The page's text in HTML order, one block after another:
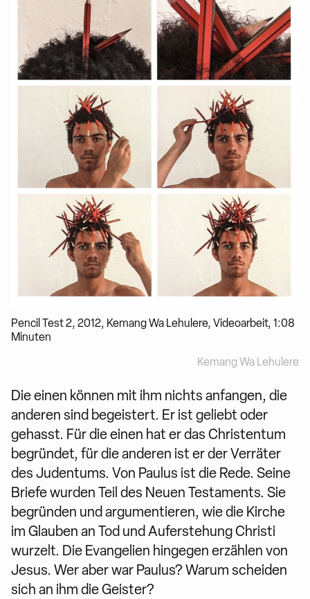
Pencil Test 2, 2012, Kemang Wa Lehulere, Videoarbeit, 1:08
Minuten
Kemang Wa Lehulere
Die einen können mit ihm nichts anfangen, die
anderen sind begeistert. Er ist geliebt oder
gehasst. Für die einen hat er das Christentum
begründet, für die anderen ist er der Verräter
des Judentums. Von Paulus ist die Rede. Seine
Briefe wurden Teil des Neuen Testaments. Sie
begründen und argumentieren, wie die Kirche
im Glauben an Tod und Auferstehung Christi
wurzelt. Die Evangelien hingegen erzählen von
Jesus. Wer aber war Paulus? Warum scheiden
sich an ihm die Geister?